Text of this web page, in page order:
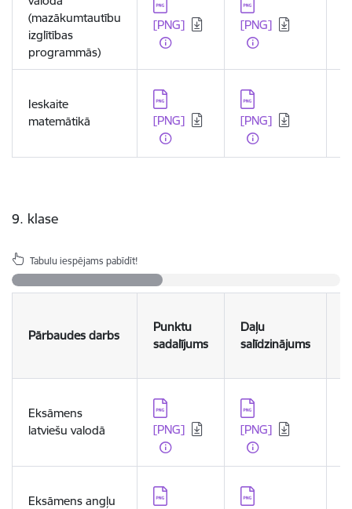
(mazākumtautību
izglītības
programmās)
[PNG]
[PNG]
Ieskaite
matemātikā
Lejupielādēt:
[PNG]
Lejupielādēt:
[PNG]
9. klase
Tabulu iespējams pabīdīt!
Pārbaudes darbs
Punktu
sadalījums
Daļu
salīdzinājums
Eksāmens
latviešu valodā
Lejupielādēt:
[PNG]
Lejupielādēt:
[PNG]
Eksāmens angļu
Lejupielādēt:
Lejupielādēt: